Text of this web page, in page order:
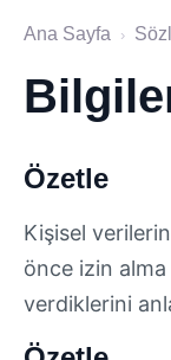
Ana Sayfa ›
Özetle
Kişisel
önce izin
verdiklerini